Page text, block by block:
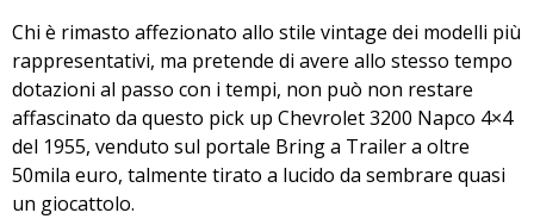
Chi è rimasto affezionato allo stile vintage dei modelli più
rappresentativi, ma pretende di avere allo stesso tempo
dotazioni al passo con i tempi, non può non restare
affascinato da questo pick up Chevrolet 3200 Napco 4×4
del 1955, venduto sul portale Bring a Trailer a oltre
50mila euro, talmente tirato a lucido da sembrare quasi
un giocattolo.